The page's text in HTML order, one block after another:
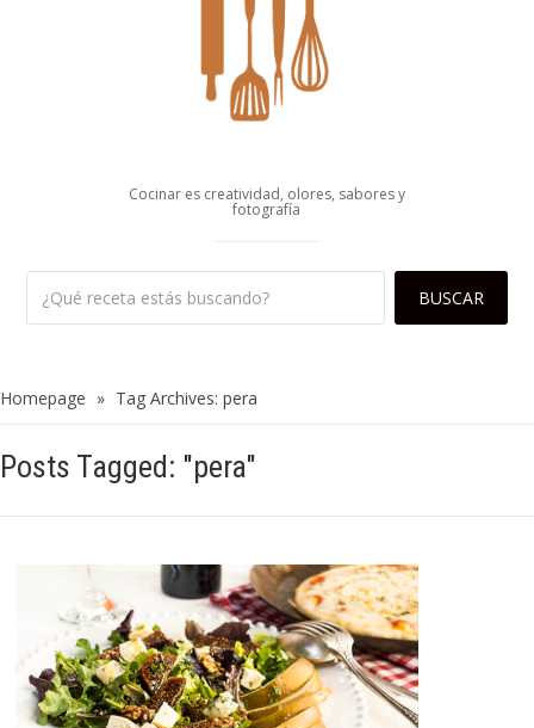
Cocinar es creatividad, olores, sabores y
fotografía
Homepage » Tag Archives: pera
Posts Tagged: "pera"